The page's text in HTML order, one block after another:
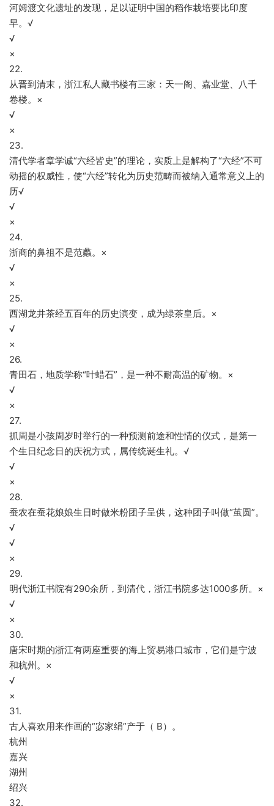
河姆渡文化遗址的发现，足以证明中国的稻作栽培要比印度
早。√
√
×
22.
从晋到清末，浙江私人藏书楼有三家：天一阁、嘉业堂、八千
卷楼。×
√
×
23.
清代学者章学诚“六经皆史”的理论，实质上是解构了“六经”不可
动摇的权威性，使“六经”转化为历史范畴而被纳入通常意义上的
历√
√
×
24.
浙商的鼻祖不是范蠡。×
√
×
25.
西湖龙井茶经五百年的历史演变，成为绿茶皇后。×
√
×
26.
青田石，地质学称“叶蜡石”，是一种不耐高温的矿物。×
√
×
27.
抓周是小孩周岁时举行的一种预测前途和性情的仪式，是第一
个生日纪念日的庆祝方式，属传统诞生礼。√
√
×
28.
蚕农在蚕花娘娘生日时做米粉团子呈供，这种团子叫做“茧圆”。
√
√
×
29.
明代浙江书院有290余所，到清代，浙江书院多达1000多所。×
√
×
30.
唐宋时期的浙江有两座重要的海上贸易港口城市，它们是宁波
和杭州。×
√
×
31.
古人喜欢用来作画的“宓家绢”产于（ B）。
杭州
嘉兴
湖州
绍兴
32.